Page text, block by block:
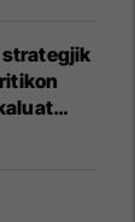
strategjik
it